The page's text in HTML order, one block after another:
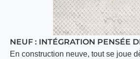
NEUF : INTÉGRATION PENSÉE
En construction neuve, tout se joue